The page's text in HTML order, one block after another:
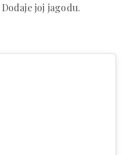
joj jagodu.